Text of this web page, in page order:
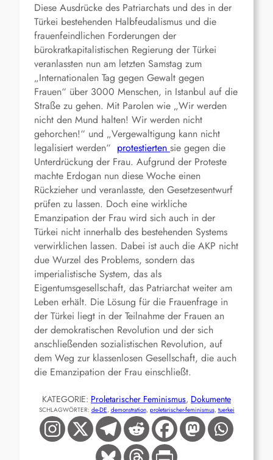
Diese Ausdrücke des Patriarchats und des in der
Türkei bestehenden Halbfeudalismus und die
frauenfeindlichen Forderungen der
bürokratkapitalistischen Regierung der Türkei
veranlassten nun am letzten Samstag zum
„Internationalen Tag gegen Gewalt gegen
Frauen“ über 3000 Menschen, in Istanbul auf die
Straße zu gehen. Mit Parolen wie „Wir werden
nicht den Mund halten! Wir werden nicht
gehorchen!“ und „Vergewaltigung kann nicht
legalisiert werden“ protestierten sie gegen die
Unterdrückung der Frau. Aufgrund der Proteste
machte Erdogan nun diese Woche einen
Rückzieher und veranlasste, den Gesetzesentwurf
prüfen zu lassen. Doch eine wirkliche
Emanzipation der Frau wird sich auch in der
Türkei nicht innerhalb des bestehenden Systems
verwirklichen lassen. Dabei ist auch die AKP nicht
due Wurzel des Problems, sondern das
imperialistische System, das als
Eigentumsgesellschaft, das Patriarchat weiter am
Leben erhält. Die Lösung für die Frauenfrage in
der Türkei liegt in der Teilnahme der Frauen an
der demokratischen Revolution und der sich
anschließenden sozialistischen Revolution, auf
dem Weg zur klassenlosen Gesellschaft, die auch
die Emanzipation der Frau einschließt.
KATEGORIE: Proletarischer Feminismus, Dokumente
SCHLAGWÖRTER: de-DE, demonstration, proletarischer-feminismus, tuerkei